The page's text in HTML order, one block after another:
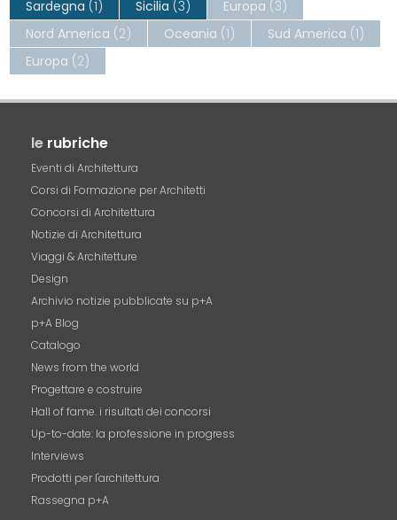
Sardegna (1) Sicilia (3) Europa (3)
Nord America (2) Oceania (1) Sud America (1)
Europa (2)
le rubriche
Eventi di Architettura
Corsi di Formazione per Architetti
Concorsi di Architettura
Notizie di Architettura
Viaggi & Architetture
Design
Archivio notizie pubblicate su p+A
p+A Blog
Catalogo
News from the world
Progettare e costruire
Hall of fame. i risultati dei concorsi
Up-to-date: la professione in progress
Interviews
Prodotti per l'architettura
Rassegna p+A